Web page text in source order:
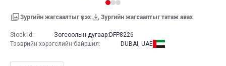
Зургийн жагсаалтыг үзэх Зургийн жагсаалтыг татаж авах
Stock Id: Зогсоолын дугаар: DFP8226
Тээврийн хэрэгслийн байршил: DUBAI, UAE